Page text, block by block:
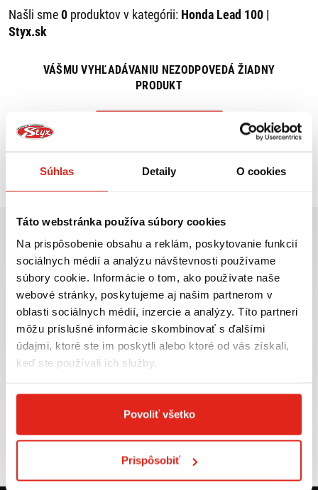
Súhlas Detaily O cookies
Táto webstránka používa súbory cookies
Na prispôsobenie obsahu a reklám, poskytovanie funkcií
sociálnych médií a analýzu návštevnosti používame
súbory cookie. Informácie o tom, ako používate naše
webové stránky, poskytujeme aj našim partnerom v
oblasti sociálnych médií, inzercie a analýzy. Títo partneri
môžu príslušné informácie skombinovať s ďalšími
údajmi, ktoré ste im poskytli alebo ktoré od vás získali,
keď ste používali ich služby.
Povoliť všetko
Prispôsobiť
Našli sme0 produktov v kategórii: Honda Lead 100 |
Styx.sk
VÁŠMU VYHĽADÁVANIU NEZODPOVEDÁ ŽIADNY
PRODUKT
Najväčší výber moto
príslušenstva ihneď k
odberu
Doprava ZADARMO pre
objednávky nad 50€ v rámci
SR